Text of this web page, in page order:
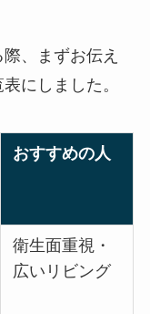
、まずお伝え
にしました。
おすすめの人
衛生面重視・
広いリビング